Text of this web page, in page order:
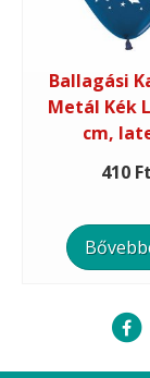
Ballagási
Metál Kék
cm,
410 Ft